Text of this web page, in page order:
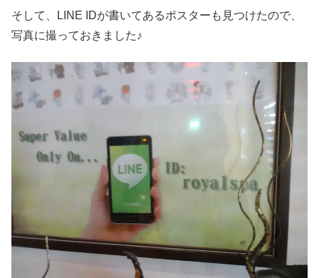
そして、LINE IDが書いてあるポスターも見つけたので、
写真に撮っておきました♪